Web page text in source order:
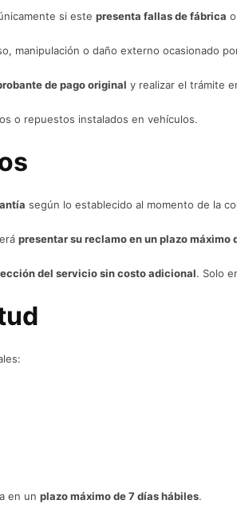
si este presenta fallas de fábrica
manipulación o daño externo ocasionado
de pago original y realizar el trámite
o repuestos instalados en vehículos.
según lo establecido al momento de la
presentar su reclamo en un plazo máximo
del servicio sin costo adicional. Solo
en un plazo máximo de 7 días hábiles.